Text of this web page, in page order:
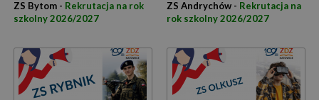
ZS Bytom - Rekrutacja na rok
szkolny 2026/2027
ZS Andrychów - Rekrutacja na
rok szkolny 2026/2027